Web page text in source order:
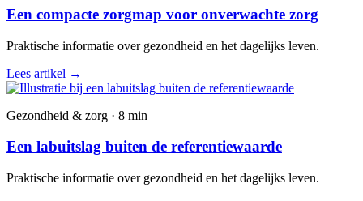
Een compacte zorgmap voor onverwachte zorg
Praktische informatie over gezondheid en het dagelijks leven.
Lees artikel →
Gezondheid & zorg · 8 min
Een labuitslag buiten de referentiewaarde
Praktische informatie over gezondheid en het dagelijks leven.